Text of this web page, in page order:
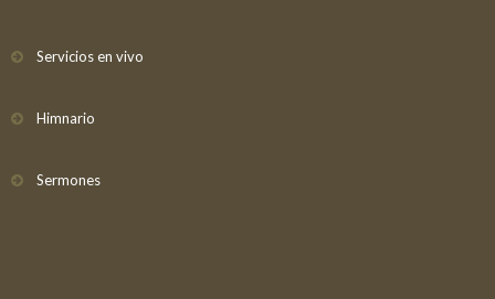
Servicios en vivo
Himnario
Sermones